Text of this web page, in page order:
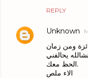
REPLY
Unknown
ومن زمان
يحالفني
الحظ معك.
الاء ملص